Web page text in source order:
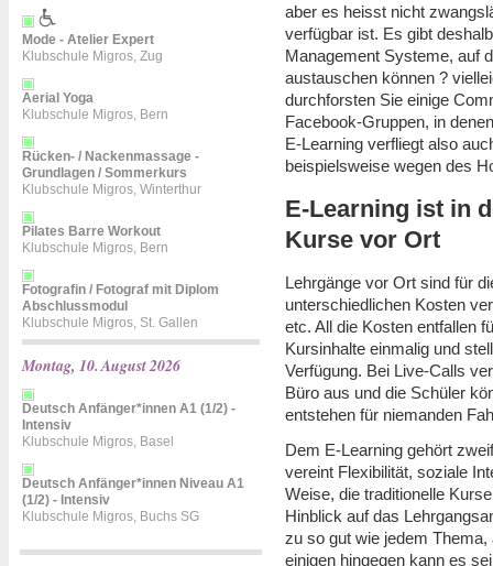
Mode - Atelier Expert
Klubschule Migros, Zug
Aerial Yoga
Klubschule Migros, Bern
Rücken- / Nackenmassage -
Grundlagen / Sommerkurs
Klubschule Migros, Winterthur
Pilates Barre Workout
Klubschule Migros, Bern
Fotografin / Fotograf mit Diplom
Abschlussmodul
Klubschule Migros, St. Gallen
Montag, 10. August 2026
Deutsch Anfänger*innen A1 (1/2) -
Intensiv
Klubschule Migros, Basel
Deutsch Anfänger*innen Niveau A1
(1/2) - Intensiv
Klubschule Migros, Buchs SG
aber es heisst nicht
verfügbar ist. Es gibt
Management Systeme, auf
austauschen können ?
durchforsten Sie einige
Facebook-Gruppen, in
E-Learning verfliegt also
beispielsweise wegen des
E-Learning ist in
Kurse vor Ort
Lehrgänge vor Ort sind für
unterschiedlichen Kosten
etc. All die Kosten entfallen
Kursinhalte einmalig und
Verfügung. Bei Live-Calls
Büro aus und die Schüler
entstehen für niemanden
Dem E-Learning gehört
vereint Flexibilität, soziale
Weise, die traditionelle
Hinblick auf das
zu so gut wie jedem
einigen hingegen kann es